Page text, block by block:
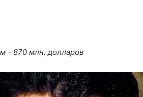
- 870 млн. долларов